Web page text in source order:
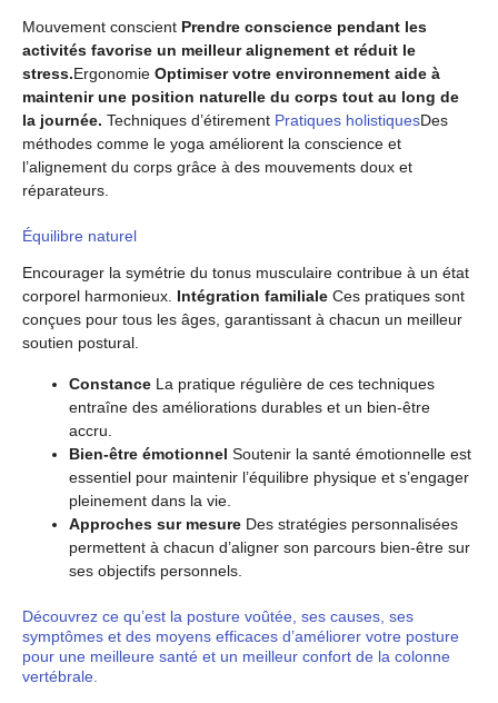
Mouvement conscient Prendre conscience pendant les
activités favorise un meilleur alignement et réduit le
stress.Ergonomie Optimiser votre environnement aide à
maintenir une position naturelle du corps tout au long de
la journée. Techniques d’étirement Pratiques holistiquesDes
méthodes comme le yoga améliorent la conscience et
l’alignement du corps grâce à des mouvements doux et
réparateurs.
Équilibre naturel
Encourager la symétrie du tonus musculaire contribue à un état
corporel harmonieux. Intégration familiale Ces pratiques sont
conçues pour tous les âges, garantissant à chacun un meilleur
soutien postural.
Constance La pratique régulière de ces techniques
entraîne des améliorations durables et un bien-être
accru.
Bien-être émotionnel Soutenir la santé émotionnelle est
essentiel pour maintenir l’équilibre physique et s’engager
pleinement dans la vie.
Approches sur mesure Des stratégies personnalisées
permettent à chacun d’aligner son parcours bien-être sur
ses objectifs personnels.
Découvrez ce qu’est la posture voûtée, ses causes, ses
symptômes et des moyens efficaces d’améliorer votre posture
pour une meilleure santé et un meilleur confort de la colonne
vertébrale.